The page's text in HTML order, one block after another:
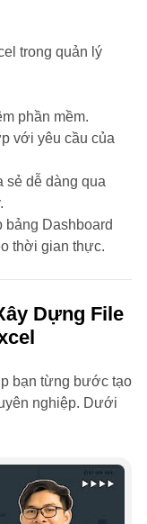
trong quản lý
phần mềm.
với yêu cầu của
sẻ dễ dàng qua
bảng Dashboard
thời gian thực.
Dựng File
bạn từng bước tạo
nghiệp. Dưới